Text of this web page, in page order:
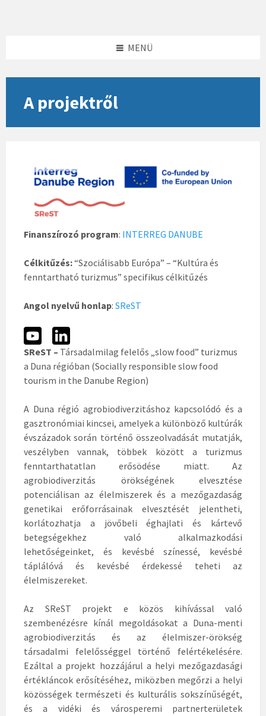
MENÜ
A projektről
Finanszírozó program: INTERREG DANUBE
Célkitűzés:“Szociálisabb Európa” – “Kultúra és
fenntartható turizmus” specifikus célkitűzés
Angol nyelvű honlap: SReST
SReST – Társadalmilag felelős „slow food” turizmus
a Duna régióban (Socially responsible slow food
tourism in the Danube Region)
A Duna régió agrobiodiverzitáshoz kapcsolódó és a
gasztronómiai kincsei, amelyek a különböző kultúrák
évszázadok során történő összeolvadását mutatják,
veszélyben vannak, többek között a turizmus
fenntarthatatlan erősödése miatt. Az
agrobiodiverzitás örökségének elvesztése
potenciálisan az élelmiszerek és a mezőgazdaság
genetikai erőforrásainak elvesztését jelentheti,
korlátozhatja a jövőbeli éghajlati és kártevő
betegségekhez való alkalmazkodási
lehetőségeinket, és kevésbé színessé, kevésbé
táplálóvá és kevésbé érdekessé teheti az
élelmiszereket.
Az SReST projekt e közös kihívással való
szembenézésre kínál megoldásokat a Duna-menti
agrobiodiverzitás és az élelmiszer-örökség
társadalmi felelősséggel történő felértékelésére.
Ezáltal a projekt hozzájárul a helyi mezőgazdasági
értékláncok erősítéséhez, miközben megőrzi a helyi
közösségek természeti és kulturális sokszínűségét,
és a vidéki és városperemi partnerterületek